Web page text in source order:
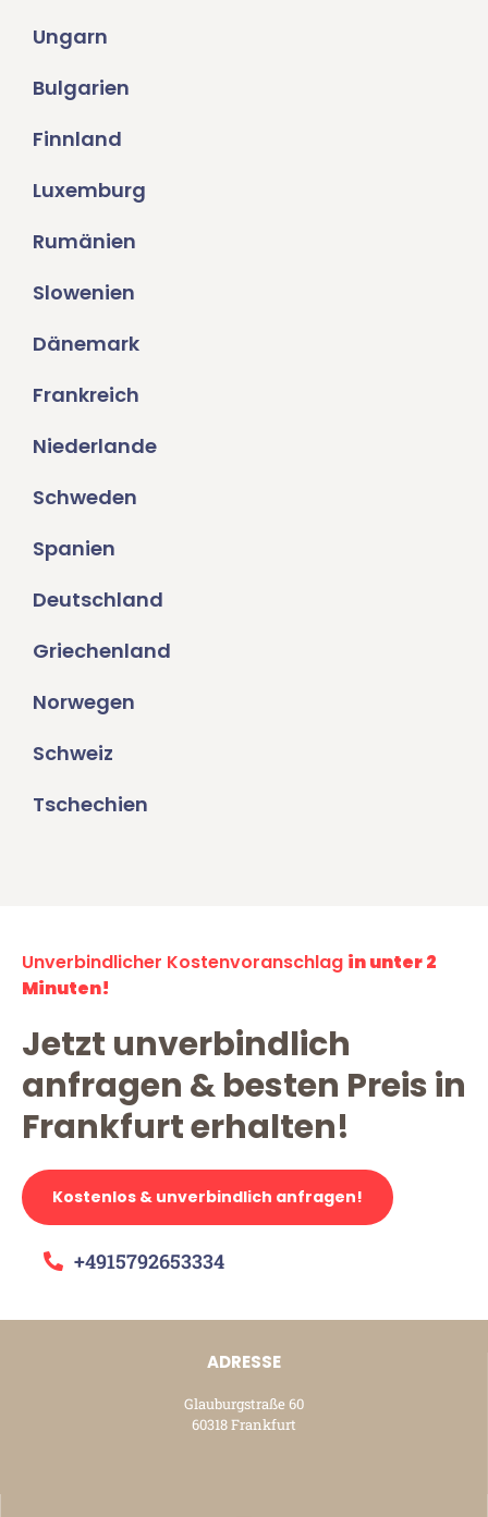
Ungarn
Bulgarien
Finnland
Luxemburg
Rumänien
Slowenien
Dänemark
Frankreich
Niederlande
Schweden
Spanien
Deutschland
Griechenland
Norwegen
Schweiz
Tschechien
Unverbindlicher Kostenvoranschlag in unter 2
Minuten!
Jetzt unverbindlich
anfragen & besten Preis in
Frankfurt erhalten!
Kostenlos & unverbindlich anfragen!
+4915792653334
ADRESSE
Glauburgstraße 60
60318 Frankfurt